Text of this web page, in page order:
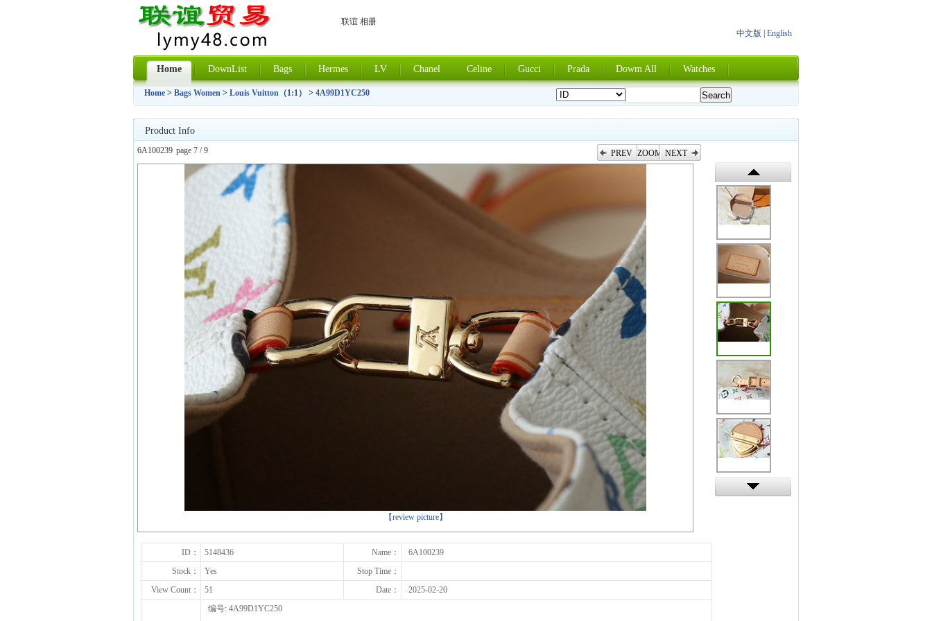
联谊 相册
中文版
English
Home DownList Bags Hermes LV Chanel Celine Gucci Prada Dowm All Watches
Home > Bags Women > Louis Vuitton（1:1） > 4A99D1YC250
Product Info
6A100239 page 7 / 9 PREV ZOOM NEXT
【review picture】
上一张
ID： 5148436 Name：
6A100239
Stock：
Yes
Stop Time：
View Count：
51 Date：
2025-02-20
编号: 4A99D1YC250